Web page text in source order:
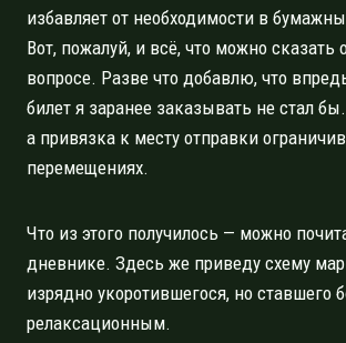
избавляет от необходимости в
Вот, пожалуй, и всё, что можно сказать
вопросе. Разве что добавлю, что
билет я заранее заказывать не стал
а привязка к месту отправки
перемещениях.
Что из этого получилось — можно
дневнике. Здесь же приведу схему
изрядно укоротившегося, но ставшего
релаксационным.